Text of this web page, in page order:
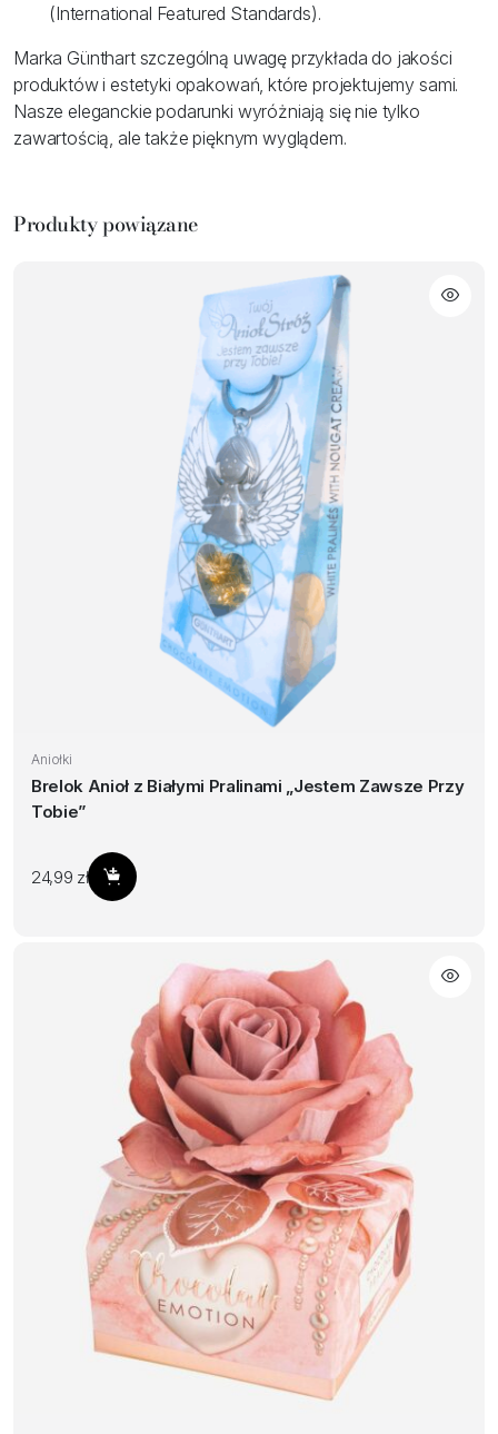
(International Featured Standards).
Marka Günthart szczególną uwagę przykłada do jakości
produktów i estetyki opakowań, które projektujemy sami.
Nasze eleganckie podarunki wyróżniają się nie tylko
zawartością, ale także pięknym wyglądem.
Produkty powiązane
Aniołki
Brelok Anioł z Białymi Pralinami „Jestem Zawsze Przy
Tobie”
24,99 zł Dodaj do koszyka